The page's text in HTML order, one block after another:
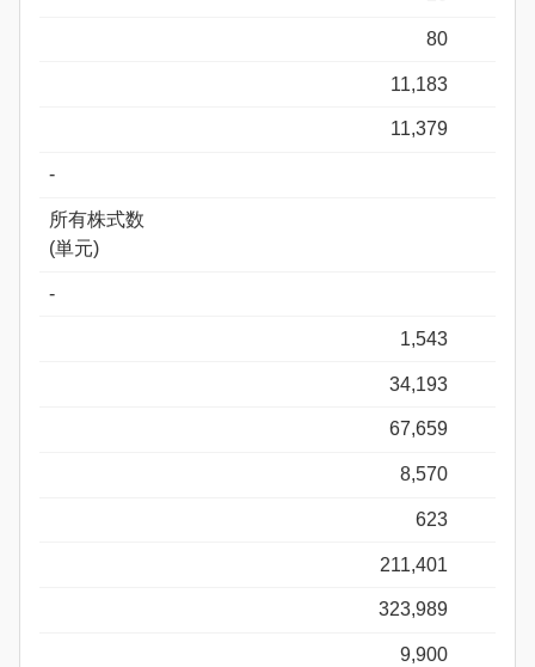
80
11,183
11,379
-
所有株式数
(単元)
-
1,543
34,193
67,659
8,570
623
211,401
323,989
9,900